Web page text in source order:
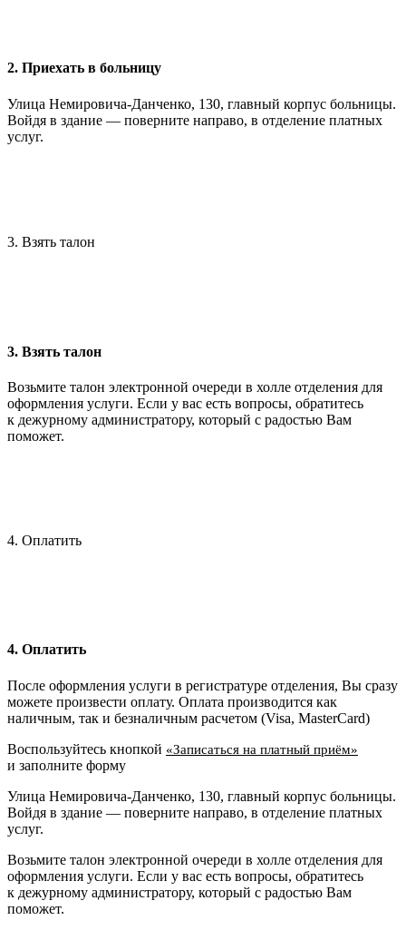
2. Приехать в больницу
Улица Немировича-Данченко, 130, главный корпус больницы.
Войдя в здание — поверните направо, в отделение платных
услуг.
3. Взять талон
3. Взять талон
Возьмите талон электронной очереди в холле отделения для
оформления услуги. Если у вас есть вопросы, обратитесь
к дежурному администратору, который с радостью Вам
поможет.
4. Оплатить
4. Оплатить
После оформления услуги в регистратуре отделения, Вы сразу
можете произвести оплату. Оплата производится как
наличным, так и безналичным расчетом (Visa, MasterCard)
Воспользуйтесь кнопкой «Записаться на платный приём»
и заполните форму
Улица Немировича-Данченко, 130, главный корпус больницы.
Войдя в здание — поверните направо, в отделение платных
услуг.
Возьмите талон электронной очереди в холле отделения для
оформления услуги. Если у вас есть вопросы, обратитесь
к дежурному администратору, который с радостью Вам
поможет.